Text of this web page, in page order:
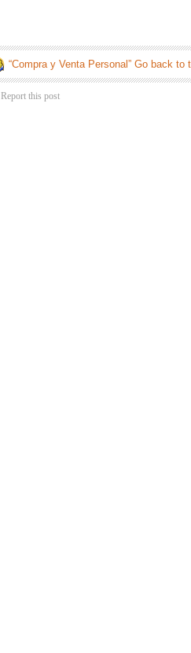
“Compra y Venta Personal” Go back to
Report this post